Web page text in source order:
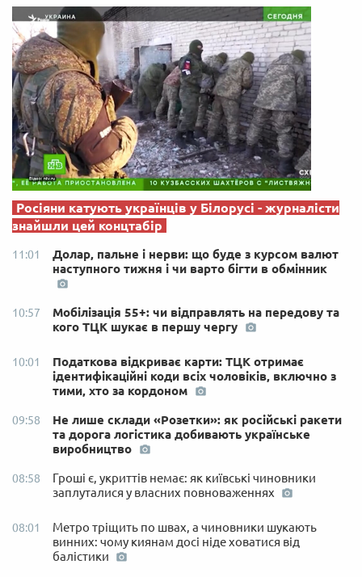
Росіяни катують українців у Білорусі - журналісти
знайшли цей концтабір
11:01
Долар, пальне і нерви: що буде з курсом валют
наступного тижня і чи варто бігти в обмінник
10:57
Мобілізація 55+: чи відправлять на передову та
кого ТЦК шукає в першу чергу
10:01
Податкова відкриває карти: ТЦК отримає
ідентифікаційні коди всіх чоловіків, включно з
тими, хто за кордоном
09:58
Не лише склади «Розетки»: як російські ракети
та дорога логістика добивають українське
виробництво
08:58
Гроші є, укриттів немає: як київські чиновники
заплуталися у власних повноваженнях
08:01
Метро тріщить по швах, а чиновники шукають
винних: чому киянам досі ніде ховатися від
балістики